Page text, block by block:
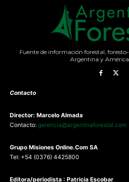
Fuente de información forestal,
Argentina y
Contacto
Director: Marcelo Almada
Contacto: gerencia@argentinaforestal.com
Grupo Misiones Online.Com SA
Tel: +54 (0376) 4425800
Editora/periodista : Patricia Escobar